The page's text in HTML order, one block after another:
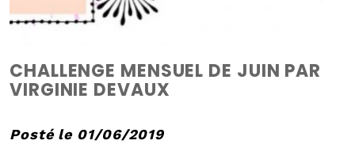
CHALLENGE MENSUEL DE JUIN PAR
VIRGINIE DEVAUX
Posté le 01/06/2019